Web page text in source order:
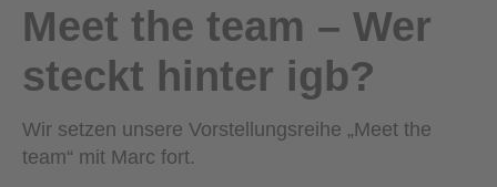
Meet the team – Wer
steckt hinter igb?
Wir setzen unsere Vorstellungsreihe „Meet the
team“ mit Marc fort.